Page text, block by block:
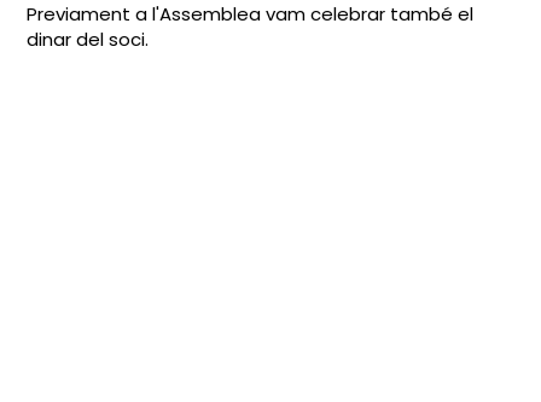
Previament a l'Assemblea vam celebrar també el
dinar del soci.